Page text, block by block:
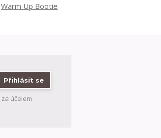
Warm Up Bootie
Přihlásit se
za účelem